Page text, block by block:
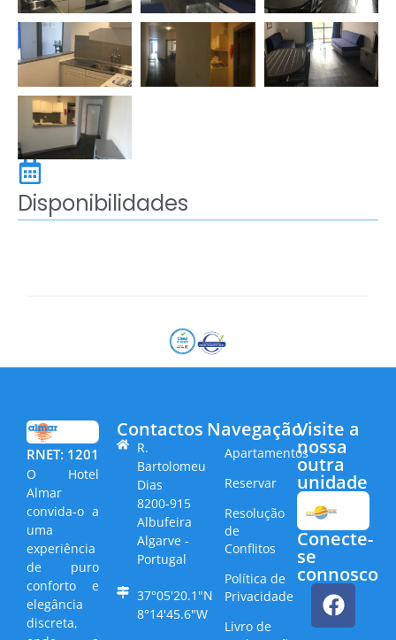
Disponibilidades
RNET: 1201
O Hotel
Almar
convida-o a
uma
experiência
de puro
conforto e
elegância
discreta,
Contactos
R.
Bartolomeu
Dias
8200-915
Albufeira
Algarve -
Portugal
37°05'20.1"N
8°14'45.6"W
Navegação
Apartamentos
Reservar
Resolução
de
Conflitos
Política de
Privacidade
Livro de
Visite a
nossa
outra
unidade
Conecte-
se
connosco